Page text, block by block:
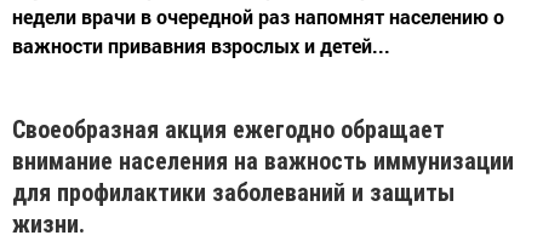
недели врачи в очередной раз напомнят населению о
важности привавния взрослых и детей...
Своеобразная акция ежегодно обращает
внимание населения на важность иммунизации
для профилактики заболеваний и защиты
жизни.